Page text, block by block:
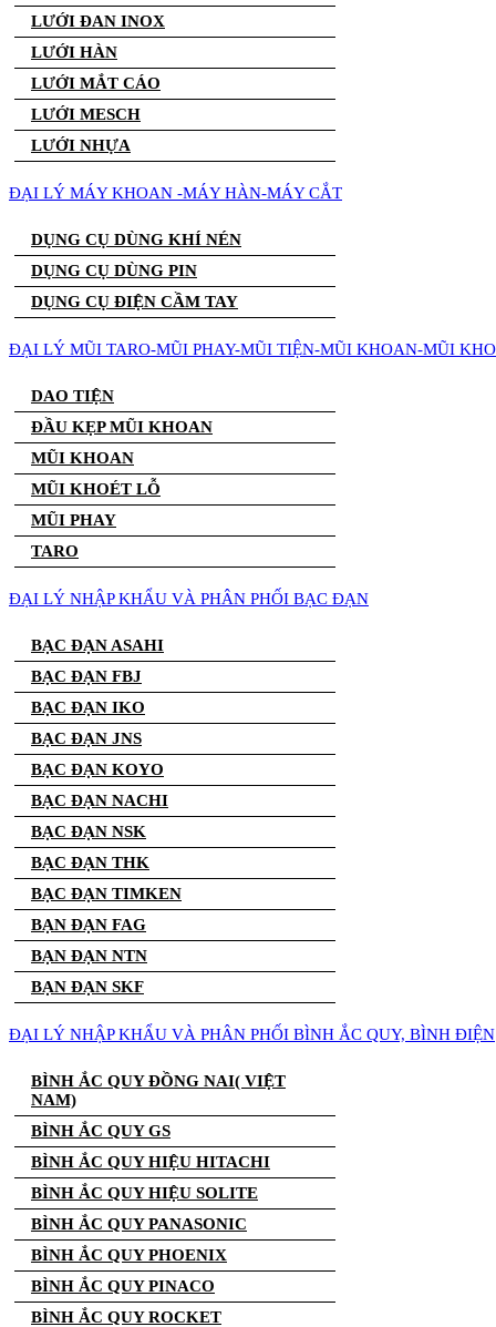
LƯỚI ĐAN INOX
LƯỚI HÀN
LƯỚI MẮT CÁO
LƯỚI MESCH
LƯỚI NHỰA
ĐẠI LÝ MÁY KHOAN -MÁY HÀN-MÁY CẮT
DỤNG CỤ DÙNG KHÍ NÉN
DỤNG CỤ DÙNG PIN
DỤNG CỤ ĐIỆN CẦM TAY
ĐẠI LÝ MŨI TARO-MŨI PHAY-MŨI TIỆN-MŨI KHOAN-MŨI
DAO TIỆN
ĐẦU KẸP MŨI KHOAN
MŨI KHOAN
MŨI KHOÉT LỖ
MŨI PHAY
TARO
ĐẠI LÝ NHẬP KHẨU VÀ PHÂN PHỐI BẠC ĐẠN
BẠC ĐẠN ASAHI
BẠC ĐẠN FBJ
BẠC ĐẠN IKO
BẠC ĐẠN JNS
BẠC ĐẠN KOYO
BẠC ĐẠN NACHI
BẠC ĐẠN NSK
BẠC ĐẠN THK
BẠC ĐẠN TIMKEN
BẠN ĐẠN FAG
BẠN ĐẠN NTN
BẠN ĐẠN SKF
ĐẠI LÝ NHẬP KHẨU VÀ PHÂN PHỐI BÌNH ẮC QUY, BÌNH ĐIỆN
BÌNH ẮC QUY ĐỒNG NAI( VIỆT
NAM)
BÌNH ẮC QUY GS
BÌNH ẮC QUY HIỆU HITACHI
BÌNH ẮC QUY HIỆU SOLITE
BÌNH ẮC QUY PANASONIC
BÌNH ẮC QUY PHOENIX
BÌNH ẮC QUY PINACO
BÌNH ẮC QUY ROCKET